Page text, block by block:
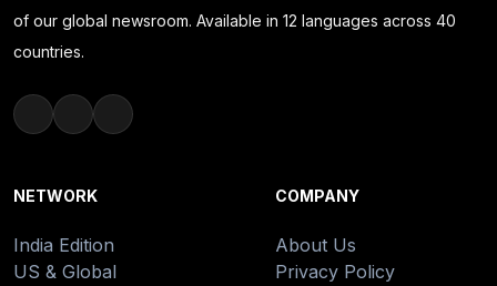
of our global newsroom. Available in 12 languages across 40
countries.
NETWORK
India Edition
US & Global
COMPANY
About Us
Privacy Policy